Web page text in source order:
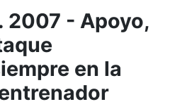
2007 - Apoyo,
en la